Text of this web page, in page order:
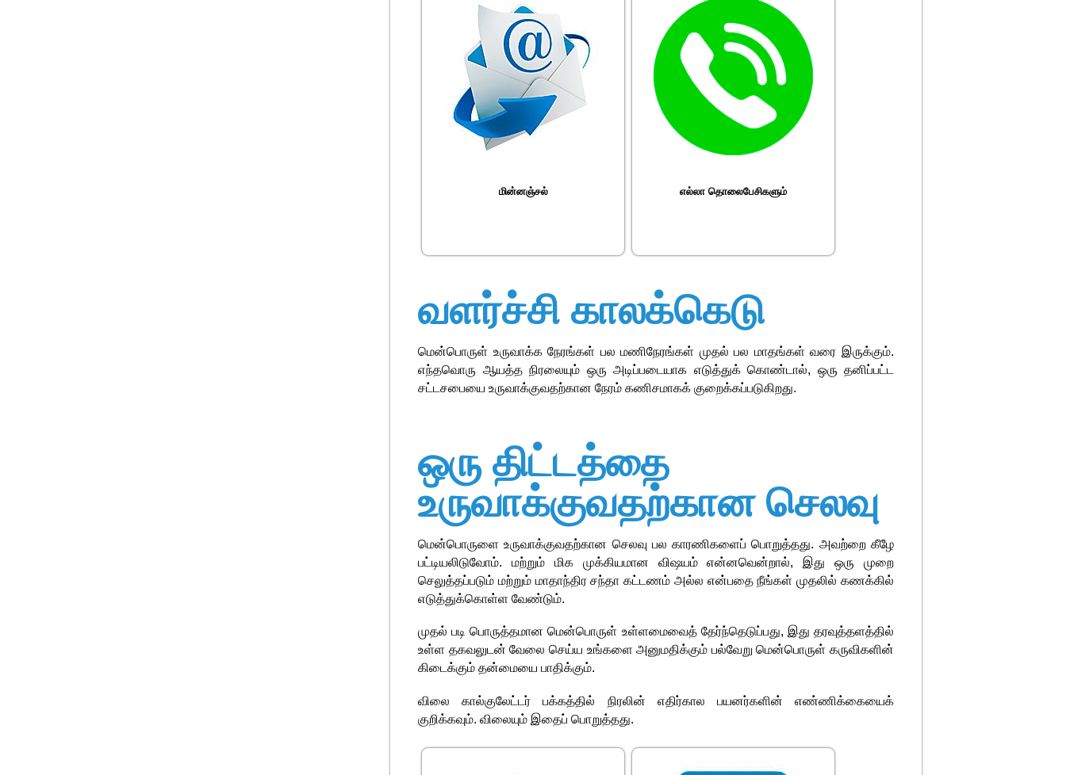
மின்னஞ்சல் எல்லா தொலைபேசிகளும்
வளர்ச்சி காலக்கெடு
மென்பொருள் உருவாக்க நேரங்கள் பல மணிநேரங்கள் முதல் பல மாதங்கள் வரை இருக்கும்.
எந்தவொரு ஆயத்த நிரலையும் ஒரு அடிப்படையாக எடுத்துக் கொண்டால், ஒரு தனிப்பட்ட
சட்டசபையை உருவாக்குவதற்கான நேரம் கணிசமாகக் குறைக்கப்படுகிறது.
ஒரு திட்டத்தை
உருவாக்குவதற்கான செலவு
மென்பொருளை உருவாக்குவதற்கான செலவு பல காரணிகளைப் பொறுத்தது. அவற்றை கீழே
பட்டியலிடுவோம். மற்றும் மிக முக்கியமான விஷயம் என்னவென்றால், இது ஒரு முறை
செலுத்தப்படும் மற்றும் மாதாந்திர சந்தா கட்டணம் அல்ல என்பதை நீங்கள் முதலில் கணக்கில்
எடுத்துக்கொள்ள வேண்டும்.
முதல் படி பொருத்தமான மென்பொருள் உள்ளமைவைத் தேர்ந்தெடுப்பது, இது தரவுத்தளத்தில்
உள்ள தகவலுடன் வேலை செய்ய உங்களை அனுமதிக்கும் பல்வேறு மென்பொருள் கருவிகளின்
கிடைக்கும் தன்மையை பாதிக்கும்.
விலை கால்குலேட்டர் பக்கத்தில் நிரலின் எதிர்கால பயனர்களின் எண்ணிக்கையைக்
குறிக்கவும். விலையும் இதைப் பொறுத்தது.